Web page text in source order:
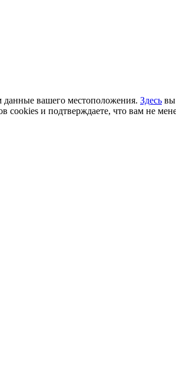
данные вашего местоположения. Здесь вы
cookies и подтверждаете, что вам не